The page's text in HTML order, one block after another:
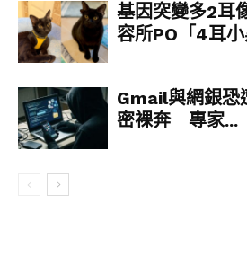
基因突變多2
容所PO「4耳
Gmail與網銀恐
密裸奔 專家...